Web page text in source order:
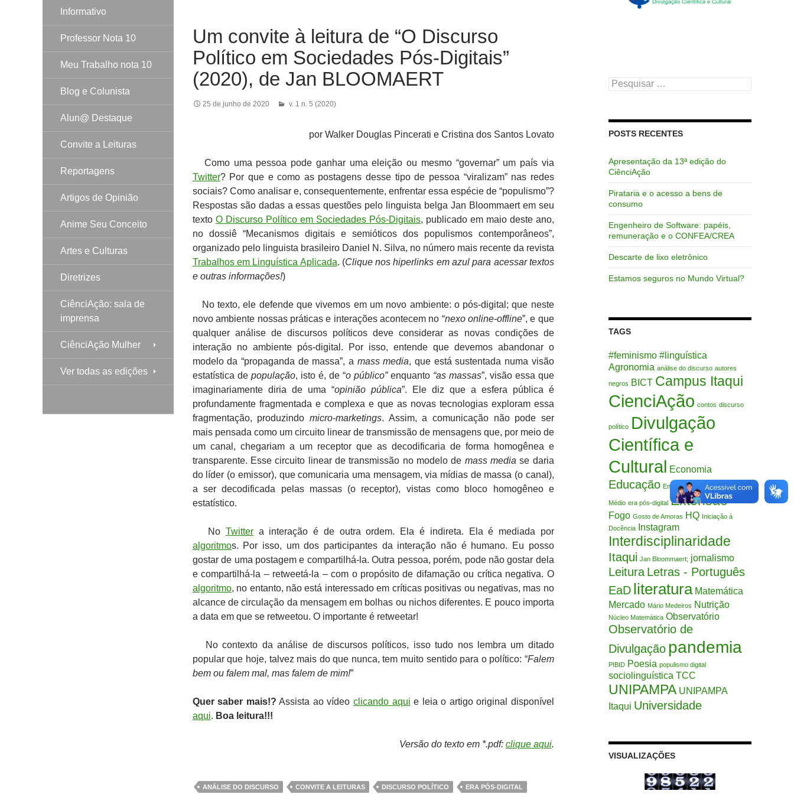
Um convite à leitura de “O Discurso
Político em Sociedades Pós-Digitais”
(2020), de Jan BLOOMAERT
25 de junho de 2020 v. 1 n. 5 (2020)
por Walker Douglas Pincerati e Cristina dos Santos Lovato
Como uma pessoa pode ganhar uma eleição ou mesmo “governar” um país via
Twitter? Por que e como as postagens desse tipo de pessoa “viralizam” nas redes
sociais? Como analisar e, consequentemente, enfrentar essa espécie de “populismo”?
Respostas são dadas a essas questões pelo linguista belga Jan Bloommaert em seu
texto O Discurso Político em Sociedades Pós-Digitais, publicado em maio deste ano,
no dossiê “Mecanismos digitais e semióticos dos populismos contemporâneos”,
organizado pelo linguista brasileiro Daniel N. Silva, no número mais recente da revista
Trabalhos em Linguística Aplicada. (Clique nos hiperlinks em azul para acessar textos
e outras informações!)
No texto, ele defende que vivemos em um novo ambiente: o pós-digital; que neste
novo ambiente nossas práticas e interações acontecem no “nexo online-offline”, e que
qualquer análise de discursos políticos deve considerar as novas condições de
interação no ambiente pós-digital. Por isso, entende que devemos abandonar o
modelo da “propaganda de massa”, a mass media, que está sustentada numa visão
estatística de população, isto é, de “o público”enquanto “as massas”, visão essa que
imaginariamente diria de uma “opinião pública”. Ele diz que a esfera pública é
profundamente fragmentada e complexa e que as novas tecnologias exploram essa
fragmentação, produzindomicro-marketings. Assim, a comunicação não pode ser
mais pensada como um circuito linear de transmissão de mensagens que, por meio de
um canal, chegariam a um receptor que as decodificaria de forma homogênea e
transparente. Esse circuito linear de transmissão no modelo de mass media se daria
do líder (o emissor), que comunicaria uma mensagem, via mídias de massa (o canal),
a ser decodificada pelas massas (o receptor), vistas como bloco homogêneo e
estatístico.
No Twittera interação é de outra ordem. Ela é indireta. Ela é mediada por
algoritmos. Por isso, um dos participantes da interação não é humano. Eu posso
gostar de uma postagem e compartilhá-la. Outra pessoa, porém, pode não gostar dela
e compartilhá-la – retweetá-la – com o propósito de difamação ou crítica negativa. O
algoritmo, no entanto, não está interessado em críticas positivas ou negativas, mas no
alcance de circulação da mensagem em bolhas ou nichos diferentes. E pouco importa
a data em que se retweetou. O importante é retweetar!
No contexto da análise de discursos políticos, isso tudo nos lembra um ditado
popular que hoje, talvez mais do que nunca, tem muito sentido para o político: “Falem
bem ou falem mal, mas falem de mim!”
Quer saber mais!? Assista ao vídeoclicando aqui e leia o artigo original disponível
aqui. Boa leitura!!!
Versão do texto em *.pdf: clique aqui.
ANÁLISE DO DISCURSO CONVITE A LEITURAS DISCURSO POLÍTICO ERA PÓS-DIGITAL
Pesquisar
por:
POSTS RECENTES
Apresentação da 13ª edição do
CiênciAção
Pirataria e o acesso a bens de
consumo
Engenheiro de Software: papéis,
remuneração e o CONFEA/CREA
Descarte de lixo eletrônico
Estamos seguros no Mundo Virtual?
TAGS
#feminismo #linguística
Agronomia análise do discurso autores
negros BICT Campus Itaqui
CienciAção contos discurso
político Divulgação
Científica e
Cultural Economia
Educação Ensino Fundamental Ensino
Médio era pós-digital Extensão
Fogo Gosto de Amoras HQ Iniciação à
Docência Instagram
Interdisciplinaridade
Itaqui Jan Bloommaert; jornalismo
Leitura Letras - Português
EaD literatura Matemática
Mercado Mário Medeiros Nutrição
Núcleo Matemática Observatório
Observatório de
Divulgação pandemia
PIBID Poesia populismo digital
sociolinguística TCC
UNIPAMPA UNIPAMPA
Itaqui Universidade
VISUALIZAÇÕES
Informativo
Professor Nota 10
Meu Trabalho nota 10
Blog e Colunista
Alun@ Destaque
Convite a Leituras
Reportagens
Artigos de Opinião
Anime Seu Conceito
Artes e Culturas
Diretrizes
CiênciAção: sala de
imprensa
CiênciAção Mulher
Ver todas as edições